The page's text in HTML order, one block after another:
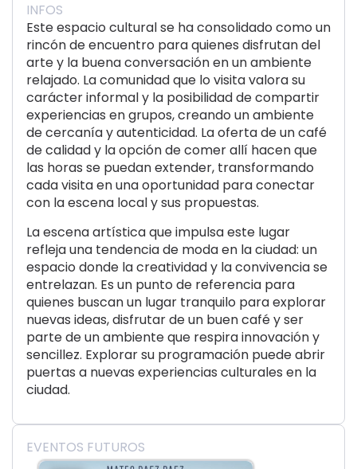
INFOS
Este espacio cultural se ha consolidado como un
rincón de encuentro para quienes disfrutan del
arte y la buena conversación en un ambiente
relajado. La comunidad que lo visita valora su
carácter informal y la posibilidad de compartir
experiencias en grupos, creando un ambiente
de cercanía y autenticidad. La oferta de un café
de calidad y la opción de comer allí hacen que
las horas se puedan extender, transformando
cada visita en una oportunidad para conectar
con la escena local y sus propuestas.
La escena artística que impulsa este lugar
refleja una tendencia de moda en la ciudad: un
espacio donde la creatividad y la convivencia se
entrelazan. Es un punto de referencia para
quienes buscan un lugar tranquilo para explorar
nuevas ideas, disfrutar de un buen café y ser
parte de un ambiente que respira innovación y
sencillez. Explorar su programación puede abrir
puertas a nuevas experiencias culturales en la
ciudad.
EVENTOS FUTUROS